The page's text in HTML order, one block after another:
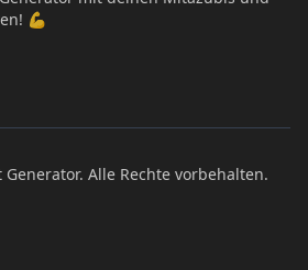
💪
Alle Rechte vorbehalten.